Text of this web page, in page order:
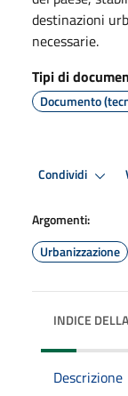
destinazioni
necessarie.
Tipi di
Documento
Condividi
Argomenti:
Urbanizzazione
INDICE
Descrizione